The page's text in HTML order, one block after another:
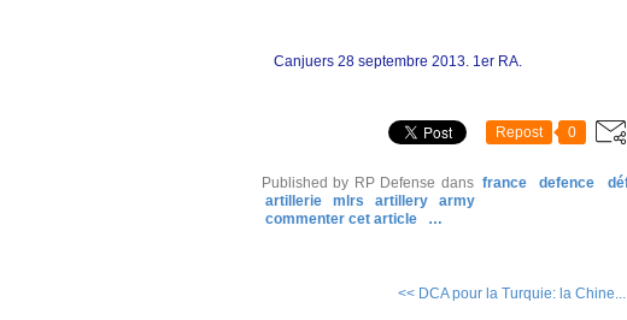
Canjuers 28 septembre 2013. 1er RA.
Repost 0
Published by RP Defense dans france defence
artillerie
mlrs artillery
army
commenter cet article
…
<< DCA pour la Turquie: la Chine...